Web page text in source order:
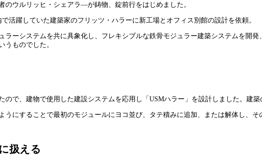
のウルリッヒ・シェアラ―が鋳物、錠前行をはじめました。
活躍していた建築家のフリッツ・ハラーに新工場とオフィス別館の設計を依頼。
ラーシステムを共に具象化し、フレキシブルな鉄骨モジュラー建築システムを開
うものでした。
ので、建物で使用した建設システムを応用し「USMハラー」を設計しました。建
にすることで最初のモジュールにヨコ並び、タテ積みに追加、または解体し、
扱える